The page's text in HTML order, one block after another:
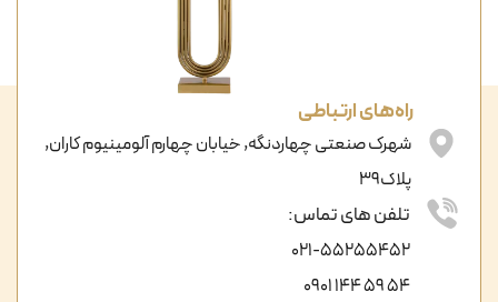
راه‌های ارتباطی
شهرک صنعتی چهاردنگه, خیابان چهارم آلومینیوم کاران,
پلاک39
تلفن های تماس:
021-55255452
54 59 144 0901